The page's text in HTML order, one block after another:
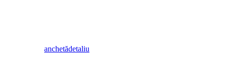
anchetădetaliu